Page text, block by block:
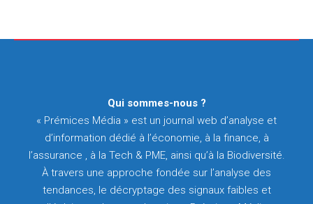
Qui sommes-nous ?
« Prémices Média » est un journal web d’analyse et
d’information dédié à l’économie, à la finance, à
l’assurance , à la Tech & PME, ainsi qu’à la Biodiversité.
À travers une approche fondée sur l’analyse des
tendances, le décryptage des signaux faibles et